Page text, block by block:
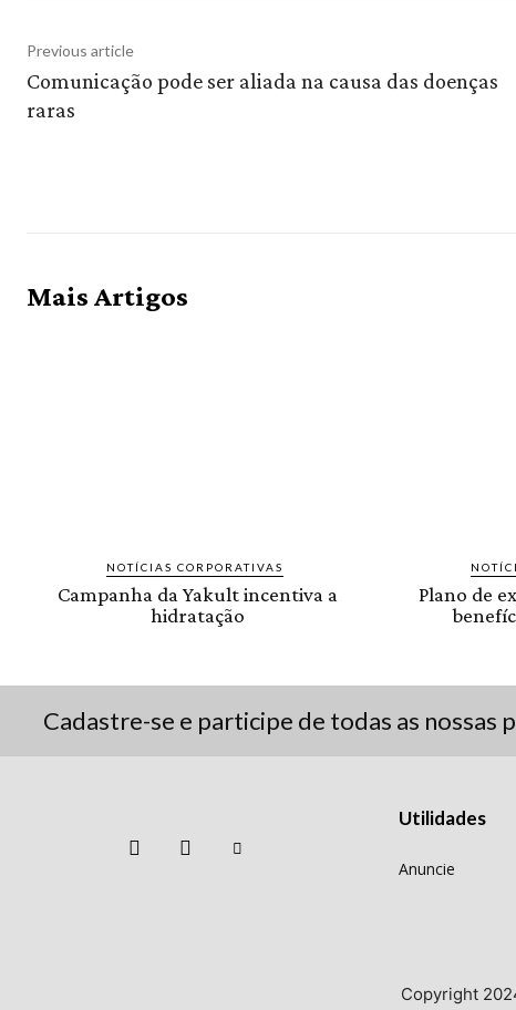
Previous article
Comunicação pode ser aliada na causa das doenças
raras
Mais Artigos
NOTÍCIAS CORPORATIVAS
Campanha da Yakult incentiva a
hidratação
Plano de
Cadastre-se e participe de todas as nossas
Utilidades
Anuncie
Copyright